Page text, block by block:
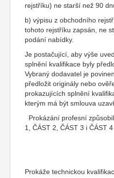
rejstříku) ne starší než 90
b) výpisu z obchodního
tohoto rejstříku zapsán, ne
podání nabídky.
Je postačující, aby výše
splnění kvalifikace byly
Vybraný dodavatel je
předložit originály nebo
prokazujících splnění
kterým má být smlouva
Prokázání profesní
1, ČÁST 2, ČÁST 3 i ČÁST 4
Prokáže technickou